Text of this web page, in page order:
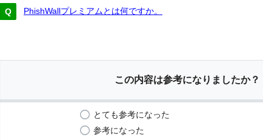
PhishWallプレミアムとは何ですか。
この内容は参考になりましたか？
とても参考になった
参考になった